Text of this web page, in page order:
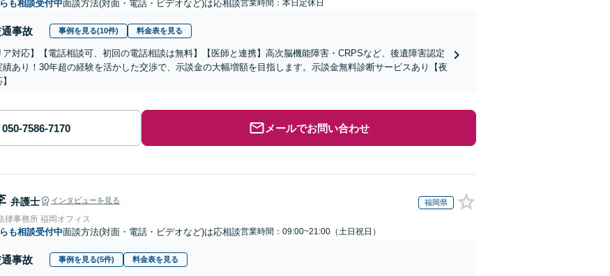
も相談受付中面談方法(対面・電話・ビデオなど)は応相談営業時間：本日定休日
事故 事例を見る(10件) 料金表を見る
ア対応】【電話相談可、初回の電話相談は無料】【医師と連携】高次脳機能障害・CRPSなど、後遺障害認定
績あり！30年超の経験を活かした交渉で、示談金の大幅増額を目指します。示談金無料診断サービスあり【夜
メールでお問い合わせ
弁護士 インタビューを見る 福岡県
律事務所 福岡オフィス
も相談受付中面談方法(対面・電話・ビデオなど)は応相談営業時間：09:00~21:00（土日祝日）
事故 事例を見る(5件) 料金表を見る